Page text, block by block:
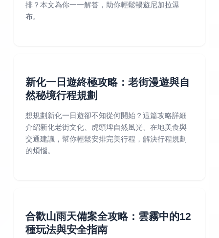
排？本文為你一一解答，助你輕鬆暢遊尼加拉瀑
布。
新化一日遊終極攻略：老街漫遊與自
然秘境行程規劃
想規劃新化一日遊卻不知從何開始？這篇攻略詳細
介紹新化老街文化、虎頭埤自然風光、在地美食與
交通建議，幫你輕鬆安排完美行程，解決行程規劃
的煩惱。
合歡山雨天備案全攻略：雲霧中的12
種玩法與安全指南